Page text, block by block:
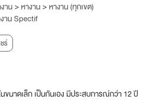
าน>หางาน>หางาน (ทุกเขต)
าน Spectif
ร์
นาดเล็ก เป็นกันเอง มีประสบการณ์กว่า 12 ปี